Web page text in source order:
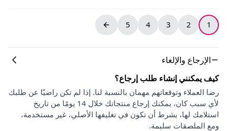
1
2
3
4
5
الإرجاع والإلغاء
كيف يمكنني إنشاء طلب إرجاع؟
رضا العملاء وتوقعاتهم مهمان بالنسبة لنا. إذا لم تكن راضيًا عن طلبك
لأي سبب كان، يمكنك إرجاع منتجاتك خلال 14 يومًا من تاريخ
استلامك لها، بشرط أن تكون في تغليفها الأصلي، غير مستخدمة،
ومع الملصقات سليمة.